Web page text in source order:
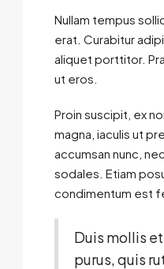
Nullam tempus
erat. Curabitur
aliquet porttitor.
ut eros.
Proin suscipit, ex
magna, iaculis ut
accumsan nunc,
sodales. Etiam
condimentum est
Duis mollis
purus, quis